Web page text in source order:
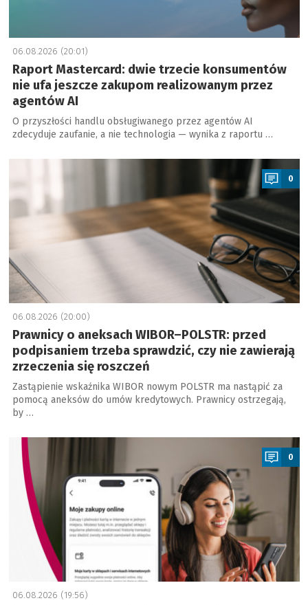
06.08.2026 (20:01)
Raport Mastercard: dwie trzecie konsumentów
nie ufa jeszcze zakupom realizowanym przez
agentów AI
O przyszłości handlu obsługiwanego przez agentów AI
zdecyduje zaufanie, a nie technologia — wynika z raportu …
a
0
06.08.2026 (20:00)
Prawnicy o aneksach WIBOR–POLSTR: przed
podpisaniem trzeba sprawdzić, czy nie zawierają
zrzeczenia się roszczeń
Zastąpienie wskaźnika WIBOR nowym POLSTR ma nastąpić za
pomocą aneksów do umów kredytowych. Prawnicy ostrzegają,
by …
0
06.08.2026 (19:56)